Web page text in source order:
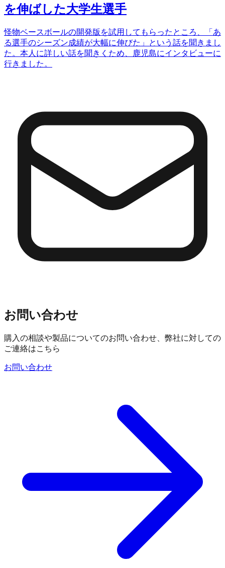
を伸ばした大学生選手
怪物ベースボールの開発版を試用してもらったところ、「あ
る選手のシーズン成績が大幅に伸びた」という話を聞きまし
た。本人に詳しい話を聞きくため、鹿児島にインタビューに
行きました。
お問い合わせ
購入の相談や製品についてのお問い合わせ、弊社に対しての
ご連絡はこちら
お問い合わせ